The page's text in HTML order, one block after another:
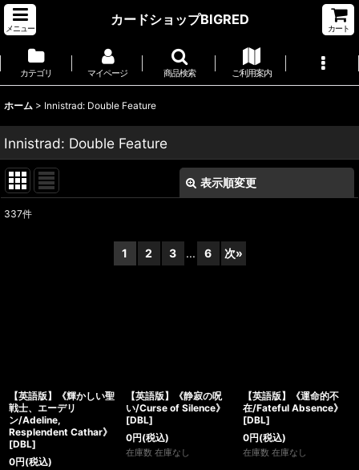
メニュー
カードショップBIGRED
カート
カテゴリ マイページ 商品検索 ご利用案内
ホーム > Innistrad: Double Feature
Innistrad: Double Feature
表示順変更
337件
1 2 3 ... 6 次»
【英語版】《輝かしい聖
戦士、エーデリ
ン/Adeline,
Resplendent Cathar》
[DBL]
0円(税込)
【英語版】《静寂の呪
い/Curse of Silence》
[DBL]
0円(税込)
在庫数 在庫なし
【英語版】《運命的不
在/Fateful Absence》
[DBL]
0円(税込)
在庫数 在庫なし